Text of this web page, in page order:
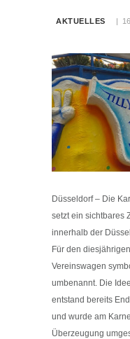
AKTUELLES
Düsseldorf – Die
setzt ein sichtbares
innerhalb der
Für den
Vereinswagen
umbenannt. Die
entstand bereits
und wurde am
Überzeugung